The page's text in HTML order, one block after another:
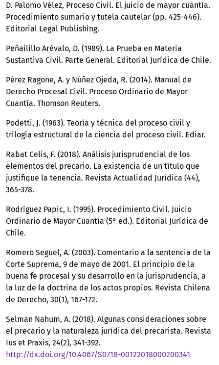
D. Palomo Vélez, Proceso Civil. El juicio de mayor cuantía.
Procedimiento sumario y tutela cautelar (pp. 425-446).
Editorial Legal Publishing.
Peñailillo Arévalo, D. (1989). La Prueba en Materia
Sustantiva Civil. Parte General. Editorial Jurídica de Chile.
Pérez Ragone, A. y Núñez Ojeda, R. (2014). Manual de
Derecho Procesal Civil. Proceso Ordinario de Mayor
Cuantía. Thomson Reuters.
Podetti, J. (1963). Teoría y técnica del proceso civil y
trilogía estructural de la ciencia del proceso civil. Ediar.
Rabat Celis, F. (2018). Análisis jurisprudencial de los
elementos del precario. La existencia de un título que
justifique la tenencia. Revista Actualidad Jurídica (44),
365-378.
Rodríguez Papic, I. (1995). Procedimiento Civil. Juicio
Ordinario de Mayor Cuantía (5° ed.). Editorial Jurídica de
Chile.
Romero Seguel, A. (2003). Comentario a la sentencia de la
Corte Suprema, 9 de mayo de 2001. El principio de la
buena fe procesal y su desarrollo en la jurisprudencia, a
la luz de la doctrina de los actos propios. Revista Chilena
de Derecho, 30(1), 167-172.
Selman Nahum, A. (2018). Algunas consideraciones sobre
el precario y la naturaleza jurídica del precarista. Revista
Ius et Praxis, 24(2), 341-392.
http://dx.doi.org/10.4067/S0718-00122018000200341